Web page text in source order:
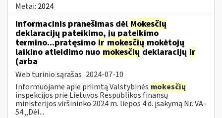
Metai: 2024
Informacinis pranešimas dėl Mokesčių
deklaracijų pateikimo, jų pateikimo
termino...pratęsimo ir mokesčių mokėtojų
laikino atleidimo nuomokesčiųdeklaracijų ir
(arba
Web turinio sąrašas 2024-07-10
Informuojame apie priimtą Valstybinės mokesčių
inspekcijos prie Lietuvos Respublikos finansų
ministerijos viršininko 2024 m. liepos 4 d. įsakymą Nr. VA-
54 „Dėl...